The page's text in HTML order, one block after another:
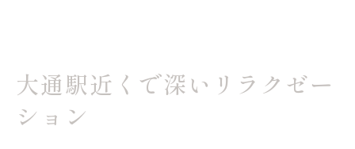
大通駅近くで深いリラクゼー
ション